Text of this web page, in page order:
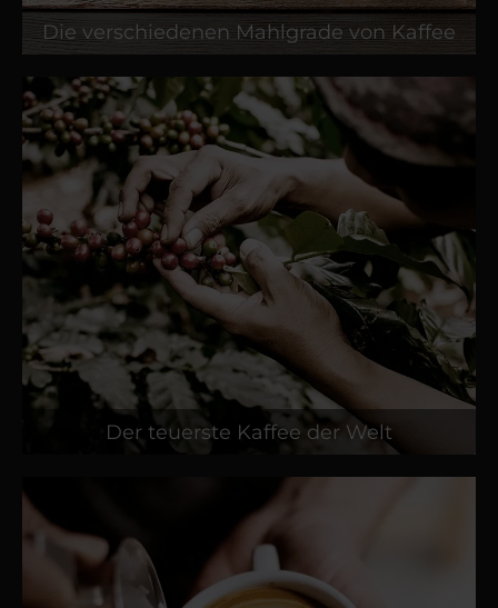
Die verschiedenen Mahlgrade von Kaffee
Der teuerste Kaffee der Welt